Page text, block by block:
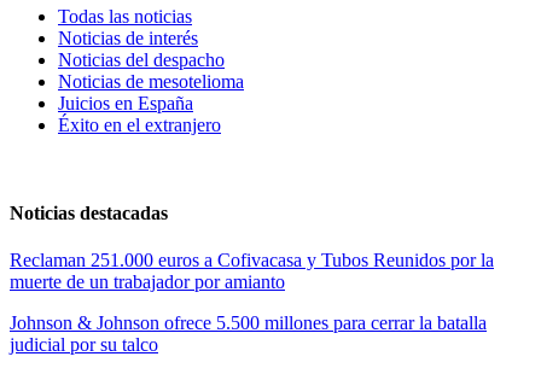
Todas las noticias
Noticias de interés
Noticias del despacho
Noticias de mesotelioma
Juicios en España
Éxito en el extranjero
Noticias destacadas
Reclaman 251.000 euros a Cofivacasa y Tubos Reunidos por la
muerte de un trabajador por amianto
Johnson & Johnson ofrece 5.500 millones para cerrar la batalla
judicial por su talco